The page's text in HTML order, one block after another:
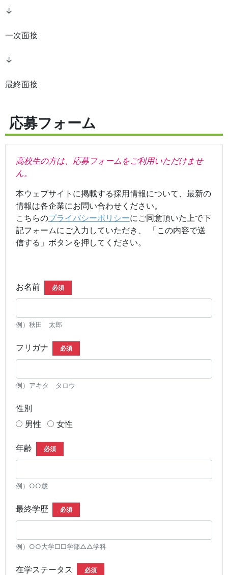
↓
一次面接
↓
最終面接
応募フォーム
高校生の方は、応募フォームをご利用いただけませ
ん。
本ウェブサイトに掲載する採用情報について、最新の
情報は各企業にお問い合わせください。
こちらのプライバシーポリシーにご同意頂いた上で下
記フォームにご入力していただき、 「この内容で送
信する」ボタンを押してください。
お名前 必須
例）秋田 太郎
フリガナ 必須
例）アキタ タロウ
性別
男性
女性
年齢 必須
例）○○歳
最終学歴 必須
例）○○大学□□学部△△学科
在学ステータス 必須